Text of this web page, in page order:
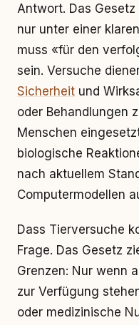
Antwort. Das
nur unter einer
muss «für den
sein. Versuche
Sicherheit und
oder Behandlungen
Menschen
biologische
nach aktuellem
Computermodellen
Dass Tierversuche
Frage. Das Gesetz
Grenzen: Nur wenn
zur Verfügung
oder medizinische